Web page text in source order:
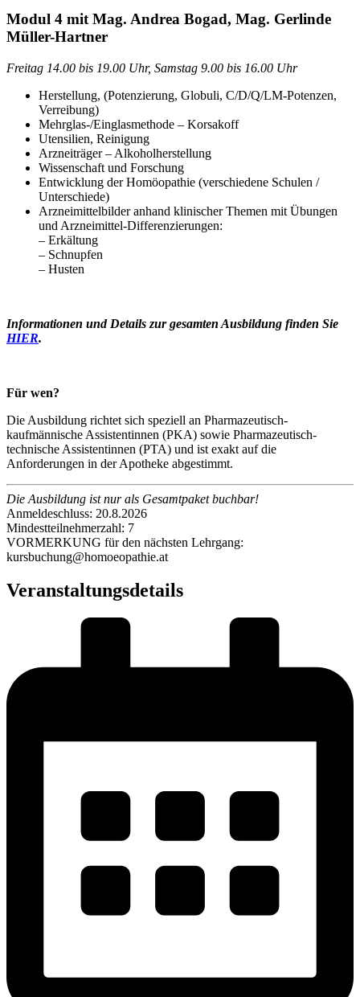
Modul 4 mit Mag. Andrea Bogad, Mag. Gerlinde
Müller-Hartner
Freitag 14.00 bis 19.00 Uhr, Samstag 9.00 bis 16.00 Uhr
Herstellung, (Potenzierung, Globuli, C/D/Q/LM-Potenzen,
Verreibung)
Mehrglas-/Einglasmethode – Korsakoff
Utensilien, Reinigung
Arzneiträger – Alkoholherstellung
Wissenschaft und Forschung
Entwicklung der Homöopathie (verschiedene Schulen /
Unterschiede)
Arzneimittelbilder anhand klinischer Themen mit Übungen
und Arzneimittel-Differenzierungen:
– Erkältung
– Schnupfen
– Husten
Informationen und Details zur gesamten Ausbildung finden Sie
HIER.
Für wen?
Die Ausbildung richtet sich speziell an Pharmazeutisch-
kaufmännische Assistentinnen (PKA) sowie Pharmazeutisch-
technische Assistentinnen (PTA) und ist exakt auf die
Anforderungen in der Apotheke abgestimmt.
Die Ausbildung ist nur als Gesamtpaket buchbar!
Anmeldeschluss: 20.8.2026
Mindestteilnehmerzahl: 7
VORMERKUNG für den nächsten Lehrgang:
kursbuchung@homoeopathie.at
Veranstaltungsdetails